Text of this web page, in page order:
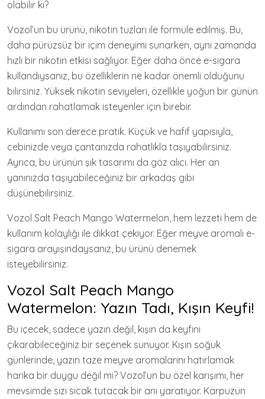
olabilir ki?
Vozol’un bu ürünü, nikotin tuzları ile formüle edilmiş. Bu,
daha pürüzsüz bir içim deneyimi sunarken, aynı zamanda
hızlı bir nikotin etkisi sağlıyor. Eğer daha önce e-sigara
kullandıysanız, bu özelliklerin ne kadar önemli olduğunu
bilirsiniz. Yüksek nikotin seviyeleri, özellikle yoğun bir günün
ardından rahatlamak isteyenler için birebir.
Kullanımı son derece pratik. Küçük ve hafif yapısıyla,
cebinizde veya çantanızda rahatlıkla taşıyabilirsiniz.
Ayrıca, bu ürünün şık tasarımı da göz alıcı. Her an
yanınızda taşıyabileceğiniz bir arkadaş gibi
düşünebilirsiniz.
Vozol Salt Peach Mango Watermelon, hem lezzeti hem de
kullanım kolaylığı ile dikkat çekiyor. Eğer meyve aromalı e-
sigara arayışındaysanız, bu ürünü denemek
isteyebilirsiniz.
Vozol Salt Peach Mango
Watermelon: Yazın Tadı, Kışın Keyfi!
Bu içecek, sadece yazın değil, kışın da keyfini
çıkarabileceğiniz bir seçenek sunuyor. Kışın soğuk
günlerinde, yazın taze meyve aromalarını hatırlamak
harika bir duygu değil mi? Vozol’un bu özel karışımı, her
mevsimde sizi sıcak tutacak bir anı yaratıyor. Karpuzun